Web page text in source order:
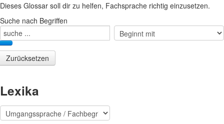
Dieses Glossar soll dir zu helfen, Fachsprache richtig einzusetzen.
Suche nach Begriffen
Lexika